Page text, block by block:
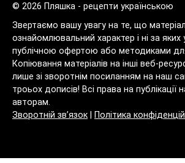
© 2026 Пляшка - рецепти українською
Звертаємо вашу увагу на те, що
ознайомлювальний характер і ні за
публічною офертою або методиками
Копіювання матеріалів на інші веб-
лише зі зворотнім посиланням на наш
троьох дописів! Всі права на публікації
авторам.
Зворотній зв’язок
Політика